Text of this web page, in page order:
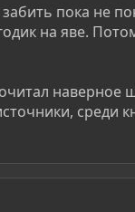
пока не
на яве.
наверное
среди